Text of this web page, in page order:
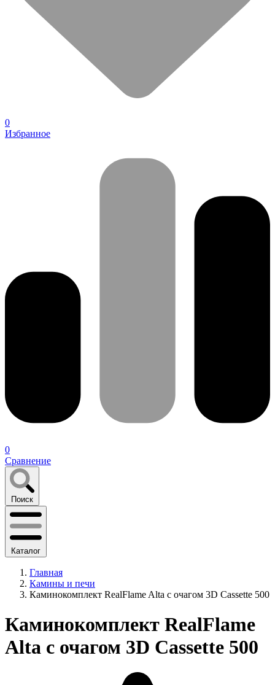
0
Избранное
0
Сравнение
Поиск
Каталог
Главная
Камины и печи
Каминокомплект RealFlame Alta с очагом 3D Cassette 500
Каминокомплект RealFlame
Alta с очагом 3D Cassette 500